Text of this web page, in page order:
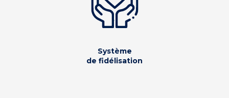
Système
de fidélisation